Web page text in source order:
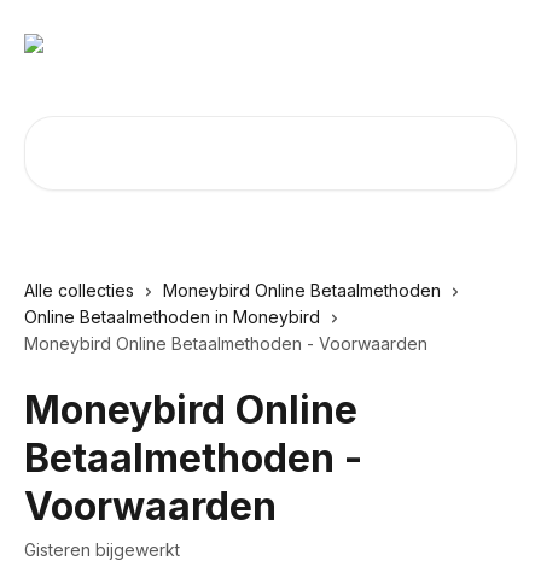
Alle collecties
Moneybird Online Betaalmethoden
Online Betaalmethoden in Moneybird
Moneybird Online Betaalmethoden - Voorwaarden
Moneybird Online
Betaalmethoden -
Voorwaarden
Gisteren bijgewerkt